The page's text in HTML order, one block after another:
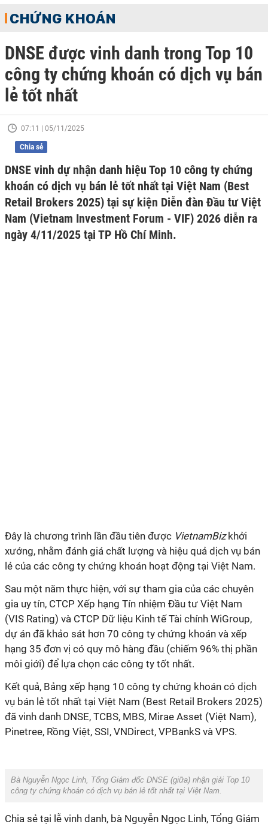
CHỨNG KHOÁN
DNSE được vinh danh trong Top 10
công ty chứng khoán có dịch vụ bán
lẻ tốt nhất
07:11 | 05/11/2025
Chia sẻ
DNSE vinh dự nhận danh hiệu Top 10 công ty chứng
khoán có dịch vụ bán lẻ tốt nhất tại Việt Nam (Best
Retail Brokers 2025) tại sự kiện Diễn đàn Đầu tư Việt
Nam (Vietnam Investment Forum - VIF) 2026 diễn ra
ngày 4/11/2025 tại TP Hồ Chí Minh.
Đây là chương trình lần đầu tiên được VietnamBizkhởi
xướng, nhằm đánh giá chất lượng và hiệu quả dịch vụ bán
lẻ của các công ty chứng khoán hoạt động tại Việt Nam.
Sau một năm thực hiện, với sự tham gia của các chuyên
gia uy tín, CTCP Xếp hạng Tín nhiệm Đầu tư Việt Nam
(VIS Rating) và CTCP Dữ liệu Kinh tế Tài chính WiGroup,
dự án đã khảo sát hơn 70 công ty chứng khoán và xếp
hạng 35 đơn vị có quy mô hàng đầu (chiếm 96% thị phần
môi giới) để lựa chọn các công ty tốt nhất.
Kết quả, Bảng xếp hạng 10 công ty chứng khoán có dịch
vụ bán lẻ tốt nhất tại Việt Nam (Best Retail Brokers 2025)
đã vinh danh DNSE, TCBS, MBS, Mirae Asset (Việt Nam),
Pinetree, Rồng Việt, SSI, VNDirect, VPBankS và VPS.
Bà Nguyễn Ngọc Linh, Tổng Giám đốc DNSE (giữa) nhận giải Top 10
công ty chứng khoán có dịch vụ bán lẻ tốt nhất tại Việt Nam.
Chia sẻ tại lễ vinh danh, bà Nguyễn Ngọc Linh, Tổng Giám